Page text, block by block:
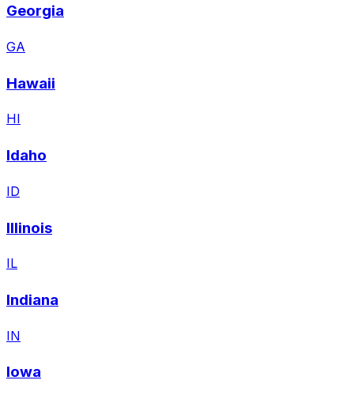
Georgia
GA
Hawaii
HI
Idaho
ID
Illinois
IL
Indiana
IN
Iowa